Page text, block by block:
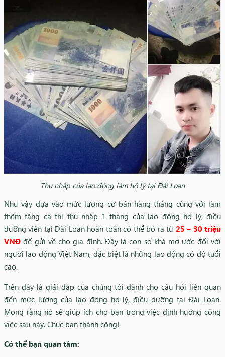
Thu nhập của lao động làm hộ lý tại Đài Loan
Như vậy dựa vào mức lương cơ bản hàng tháng cùng với làm
thêm tăng ca thì thu nhập 1 tháng của lao động hộ lý, điều
dưỡng viên tại Đài Loan hoàn toàn có thể bỏ ra từ 25 – 30 triệu
VNĐ để gửi về cho gia đình. Đây là con số khá mơ ước đối với
người lao động Việt Nam, đặc biệt là những lao động có độ tuổi
cao.
Trên đây là giải đáp của chúng tôi dành cho câu hỏi liên quan
đến mức lương của lao động hộ lý, điều dưỡng tại Đài Loan.
Mong rằng nó sẽ giúp ích cho bạn trong việc định hướng công
việc sau này. Chúc bạn thành công!
Có thể bạn quan tâm: